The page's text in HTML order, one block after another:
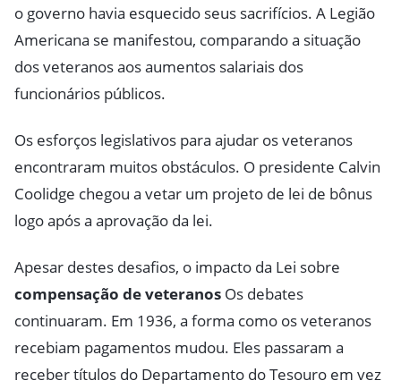
o governo havia esquecido seus sacrifícios. A Legião
Americana se manifestou, comparando a situação
dos veteranos aos aumentos salariais dos
funcionários públicos.
Os esforços legislativos para ajudar os veteranos
encontraram muitos obstáculos. O presidente Calvin
Coolidge chegou a vetar um projeto de lei de bônus
logo após a aprovação da lei.
Apesar destes desafios, o impacto da Lei sobre
compensação de veteranos Os debates
continuaram. Em 1936, a forma como os veteranos
recebiam pagamentos mudou. Eles passaram a
receber títulos do Departamento do Tesouro em vez